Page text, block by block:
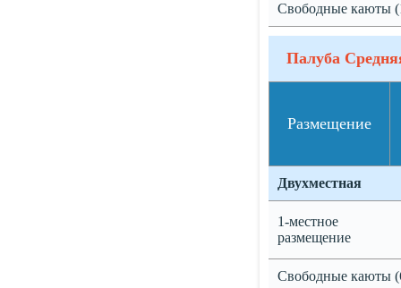
Свободные каюты
Палуба
Размещение
Двухместная
1-местное
размещение
Свободные каюты